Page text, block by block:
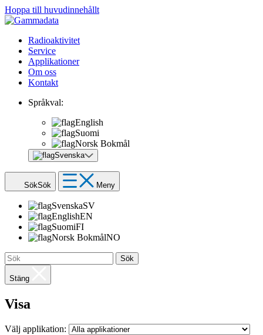
Hoppa till huvudinnehållt
Radioaktivitet
Service
Applikationer
Om oss
Kontakt
Språkval:
English
Suomi
Norsk Bokmål
Svenska
SökSök Meny
SvenskaSV
EnglishEN
SuomiFI
Norsk BokmålNO
Sök
Stäng
Visa
Välj applikation: